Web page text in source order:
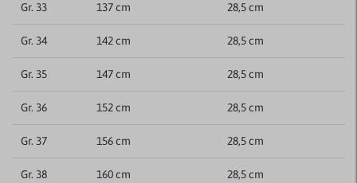
Gr. 33 137 cm 28,5 cm
Gr. 34 142 cm 28,5 cm
Gr. 35 147 cm 28,5 cm
Gr. 36 152 cm 28,5 cm
Gr. 37 156 cm 28,5 cm
Gr. 38 160 cm 28,5 cm